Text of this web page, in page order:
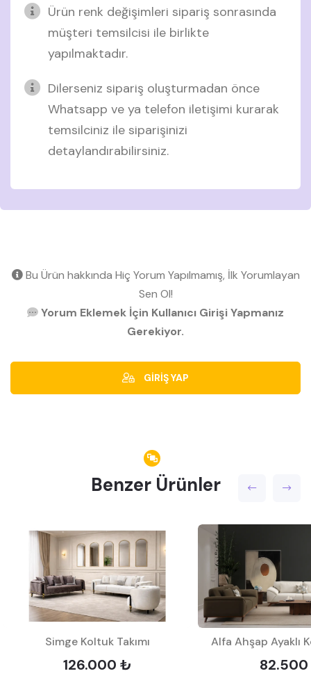
Ürün renk değişimleri sipariş sonrasında
müşteri temsilcisi ile birlikte
yapılmaktadır.
Dilerseniz sipariş oluşturmadan önce
Whatsapp ve ya telefon iletişimi kurarak
temsilciniz ile siparişinizi
detaylandırabilirsiniz.
Bu Ürün hakkında Hiç Yorum Yapılmamış, İlk Yorumlayan
Sen Ol!
Yorum Eklemek İçin Kullanıcı Girişi Yapmanız
Gerekiyor.
GİRİŞ YAP
Benzer Ürünler
Simge Koltuk Takımı
126.000 ₺
Alfa Ahşap Ayaklı